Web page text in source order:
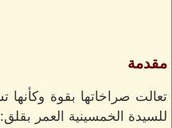
مقدمة
تعالت صراخاتها بقوة
للسيدة الخمسينية العمر بقلق: